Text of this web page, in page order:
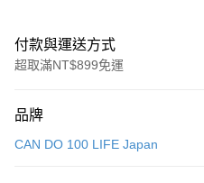
付款與運送方式
超取滿NT$899免運
信用卡一次付款
品牌
CAN DO 100 LIFE Japan